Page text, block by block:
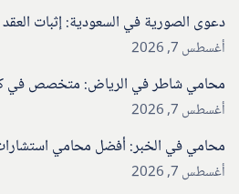
دعوى الصورية في السعودية: إثبات
أغسطس 7, 2026
محامي شاطر في الرياض: متخصص في
أغسطس 7, 2026
محامي في الخبر: أفضل محامي
أغسطس 7, 2026